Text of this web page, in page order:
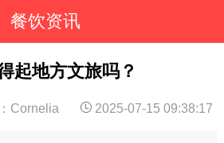
餐饮资讯
起地方文旅吗？
Cornelia 2025-07-15 09:38:17